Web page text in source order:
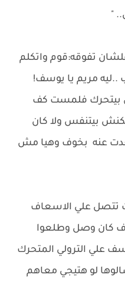
"
تفوقه:قوم واتكلم
..ليه مريم يا يوسف!
بيتحرك فلمست كف
بيتنفس ولا كان
عنه بخوف وهيا مش
تتصل علي الاسعاف
كان وصل وطلعوا
علي الترولي المتحرك
لو هتيجي معاهم